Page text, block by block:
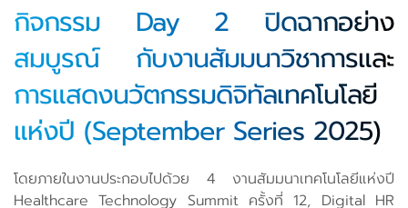
กิจกรรม Day 2 ปิดฉากอย่าง
สมบูรณ์ กับงานสัมมนาวิชาการและ
การแสดงนวัตกรรมดิจิทัลเทคโนโลยี
แห่งปี (September Series 2025)
โดยภายในงานประกอบไปด้วย 4 งานสัมมนาเทคโนโลยีแห่งปี
Healthcare Technology Summit ครั้งที่ 12, Digital HR